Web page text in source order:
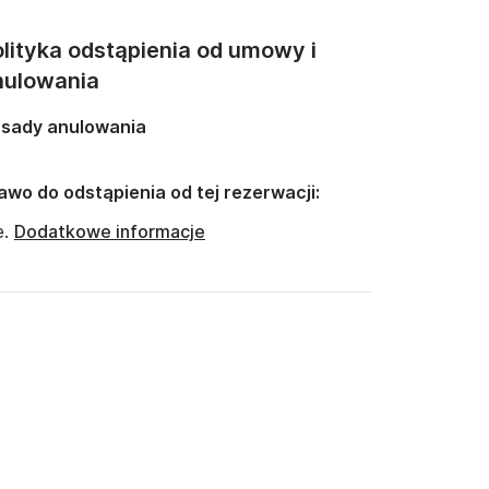
odstąpienia od umowy i
anulowania
do odstąpienia od tej rezerwacji:
Dodatkowe informacje